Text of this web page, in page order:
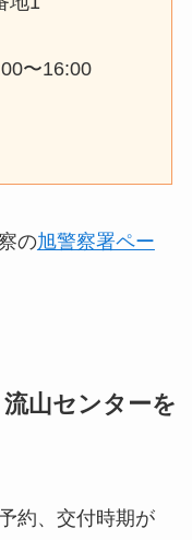
〜16:00
の旭警察署ペー
山センターを
約、交付時期が